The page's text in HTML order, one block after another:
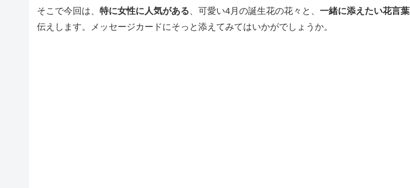
そこで今回は、 特に女性に人気がある、可愛い4月の誕生花の花々と、 一緒に添えたい花言葉
伝えします。メッセージカードにそっと添えてみてはいかがでしょうか。